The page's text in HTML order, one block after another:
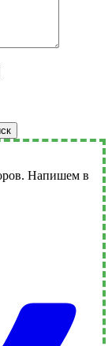
Напишем в